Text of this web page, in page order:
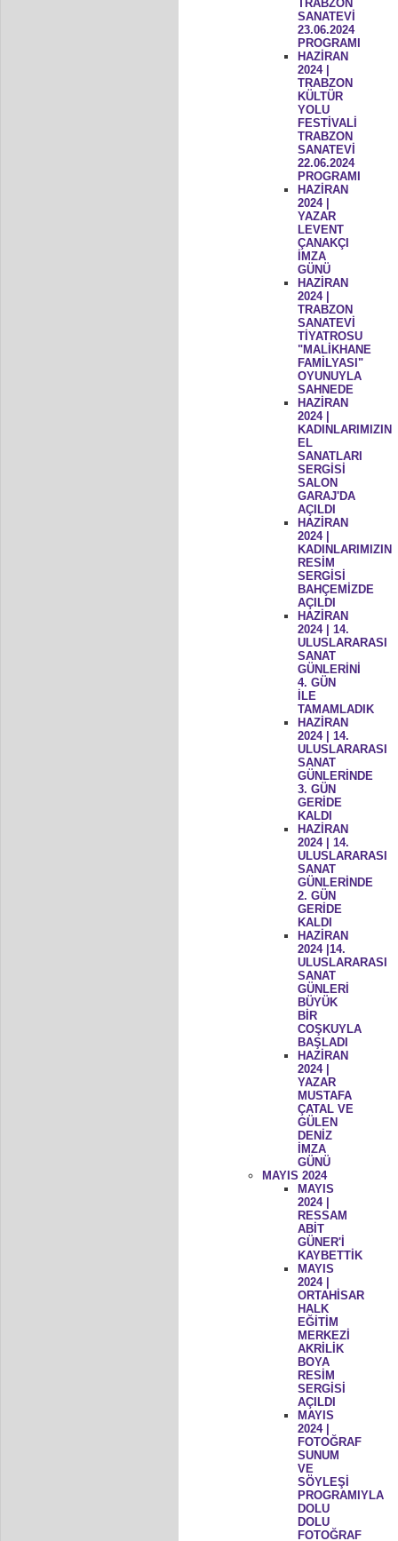
TRABZON
SANATEVİ
23.06.2024
PROGRAMI
HAZİRAN
2024 |
TRABZON
KÜLTÜR
YOLU
FESTİVALİ
TRABZON
SANATEVİ
22.06.2024
PROGRAMI
HAZİRAN
2024 |
YAZAR
LEVENT
ÇANAKÇI
İMZA
GÜNÜ
HAZİRAN
2024 |
TRABZON
SANATEVİ
TİYATROSU
"MALİKHANE
FAMİLYASI"
OYUNUYLA
SAHNEDE
HAZİRAN
2024 |
KADINLARIMIZIN
EL
SANATLARI
SERGİSİ
SALON
GARAJ'DA
AÇILDI
HAZİRAN
2024 |
KADINLARIMIZIN
RESİM
SERGİSİ
BAHÇEMİZDE
AÇILDI
HAZİRAN
2024 | 14.
ULUSLARARASI
SANAT
GÜNLERİNİ
4. GÜN
İLE
TAMAMLADIK
HAZİRAN
2024 | 14.
ULUSLARARASI
SANAT
GÜNLERİNDE
3. GÜN
GERİDE
KALDI
HAZİRAN
2024 | 14.
ULUSLARARASI
SANAT
GÜNLERİNDE
2. GÜN
GERİDE
KALDI
HAZİRAN
2024 |14.
ULUSLARARASI
SANAT
GÜNLERİ
BÜYÜK
BİR
COŞKUYLA
BAŞLADI
HAZİRAN
2024 |
YAZAR
MUSTAFA
ÇATAL VE
GÜLEN
DENİZ
İMZA
GÜNÜ
MAYIS 2024
MAYIS
2024 |
RESSAM
ABİT
GÜNER'İ
KAYBETTİK
MAYIS
2024 |
ORTAHİSAR
HALK
EĞİTİM
MERKEZİ
AKRİLİK
BOYA
RESİM
SERGİSİ
AÇILDI
MAYIS
2024 |
FOTOĞRAF
SUNUM
VE
SÖYLEŞİ
PROGRAMIYLA
DOLU
DOLU
FOTOĞRAF